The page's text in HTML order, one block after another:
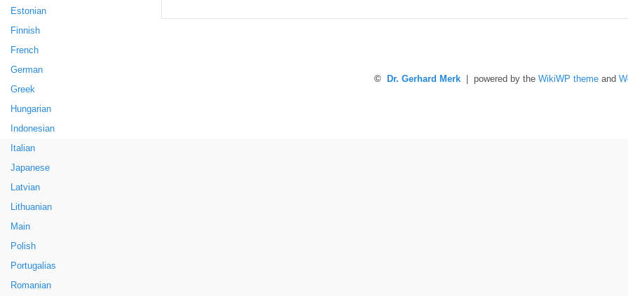
Estonian
Finnish
French
German
Greek
Hungarian
Indonesian
Italian
Japanese
Latvian
Lithuanian
Main
Polish
Portugalias
Romanian
© Dr. Gerhard Merk | powered by the WikiWP theme and